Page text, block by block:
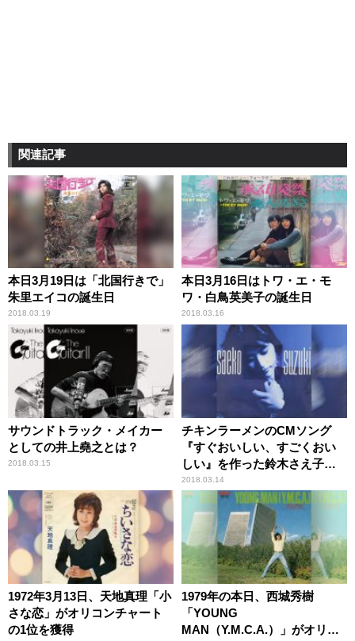
関連記事
本日3月19日は「北国行きで」
朱里エイコの誕生日
2018.03.19
本日3月16日はトワ・エ・モ
ワ・白鳥英美子の誕生日
2018.03.16
サウンドトラック・メイカー
としての井上堯之とは？
2018.03.15
チキンラーメンのCMソング
『すぐおいしい、すごくおい
しい』を作った鈴木さえ子と
はこんな人
2018.03.14
1972年3月13日、天地真理「小
さな恋」がオリコンチャート
の1位を獲得
1979年の本日、西城秀樹
「YOUNG
MAN（Y.M.C.A.）」がオリコ